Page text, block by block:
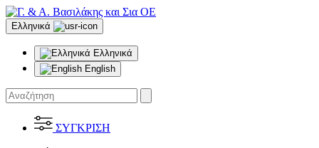
Ελληνικά
Ελληνικά
English
ΣΥΓΚΡΙΣΗ